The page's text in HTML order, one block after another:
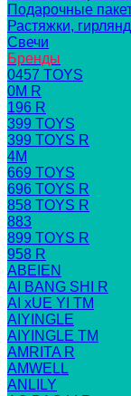
Подарочные
Растяжки,
Свечи
Бренды
0457 TOYS
0M R
196 R
399 TOYS
399 TOYS R
4M
669 TOYS
696 TOYS R
858 TOYS R
883
899 TOYS R
958 R
ABEIEN
AI BANG SHI R
AI xUE YI TM
AIYINGLE
AIYINGLE TM
AMRITA R
AMWELL
ANLILY